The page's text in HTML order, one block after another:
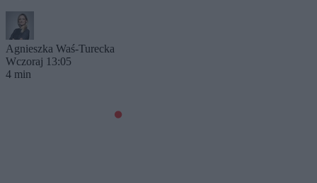
Agnieszka Waś-Turecka
Wczoraj 13:05
4 min